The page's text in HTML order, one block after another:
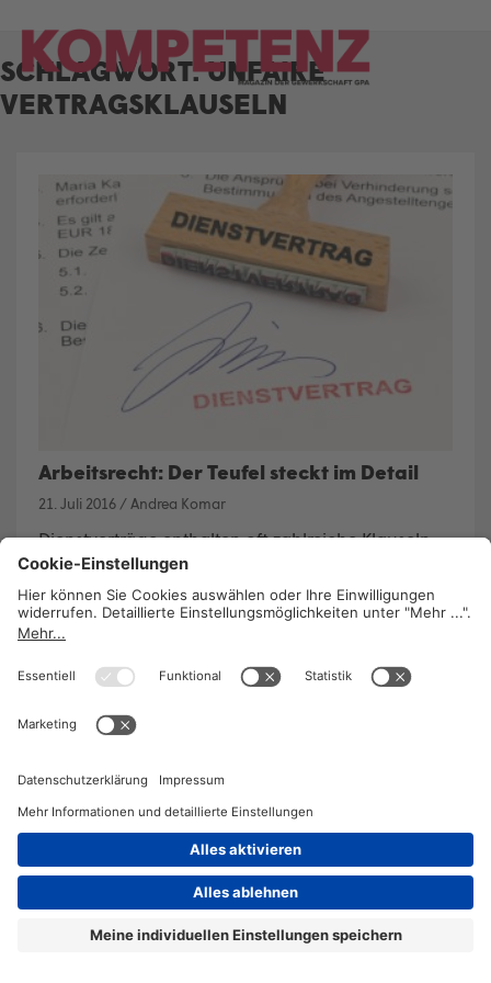
content
SCHLAGWORT:UNFAIRE
VERTRAGSKLAUSELN
Arbeitsrecht: Der Teufel steckt im Detail
21. Juli 2016 / Andrea Komar
Dienstverträge enthalten oft zahlreiche Klauseln.
Es lohnt sich daher, sie nicht nur genau zu lesen,
sondern sie auch vor Unterfertigung durch die
GPA-djp prüfen zu lassen.
WEITERLESEN
2026 © KOMPETENZ-online
DATENSCHUTZ OFFENLEGUNG IMPRESSUM